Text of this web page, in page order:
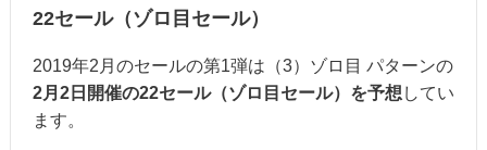
22セール（ゾロ目セール）
2019年2月のセールの第1弾は（3）ゾロ目 パターンの
2月2日開催の22セール（ゾロ目セール）を予想 してい
ます。